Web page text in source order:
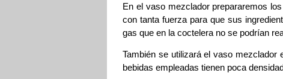
En el vaso mezclador prepararemos
con tanta fuerza para que sus
gas que en la coctelera no se podrían
También se utilizará el vaso
bebidas empleadas tienen poca